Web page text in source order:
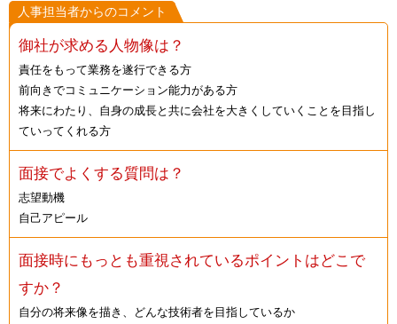
人事担当者からのコメント
御社が求める人物像は？
責任をもって業務を遂行できる方
前向きでコミュニケーション能力がある方
将来にわたり、自身の成長と共に会社を大きくしていくことを目指し
ていってくれる方
面接でよくする質問は？
志望動機
自己アピール
面接時にもっとも重視されているポイントはどこで
すか？
自分の将来像を描き、どんな技術者を目指しているか